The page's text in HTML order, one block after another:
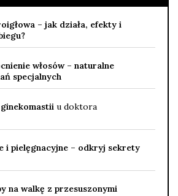
– jak działa, efekty i
włosów – naturalne
specjalnych
ginekomastii u doktora
i pielęgnacyjne – odkryj sekrety
na walkę z przesuszonymi